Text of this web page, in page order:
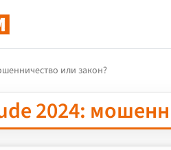
или закон?
2024: